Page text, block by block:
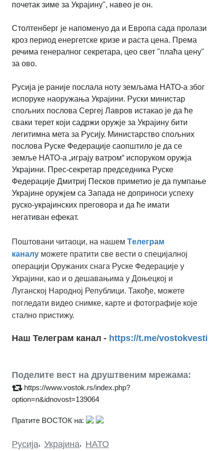
почетак зиме за Украјину", навео је он.
Столтенберг је напоменуо да и Европа сада пролази
кроз период енергетске кризе и раста цена. Према
речима генералног секретара, цео свет "плаћа цену"
за ово.
Русија је раније послала ноту земљама НАТО-а због
испоруке наоружања Украјини. Руски министар
спољних послова Сергеј Лавров истакао је да ће
сваки терет који садржи оружје за Украјину бити
легитимна мета за Русију. Министарство спољних
послова Руске Федерације саопштило је да се
земље НАТО-а „играју ватром“ испоруком оружја
Украјини. Прес-секретар председника Руске
Федерације Дмитриј Песков приметио је да пумпање
Украјине оружјем са Запада не доприноси успеху
руско-украјинских преговора и да ће имати
негативан ефекат.
Поштовани читаоци, на нашем Tелеграм
каналу можете пратити све вести о специјалној
операцији Оружаних снага Руске Федерације у
Украјини, као и о дешавањима у Доњецкој и
Луганској Народној Републици. Такође, можете
погледати видео снимке, карте и фотографије које
стално пристижу.
Наш Телеграм канал - https://t.me/vostokvesti
Поделите вест на друштвеним мрежама:
https://www.vostok.rs/index.php?
option=n&idnovost=139064
Пратите ВОСТОК на:
Русија, Украјина, НАТО